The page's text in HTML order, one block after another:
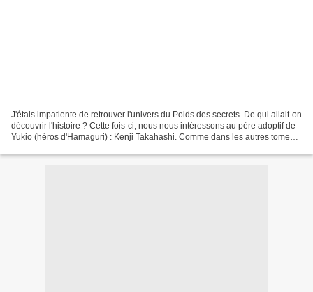
J'étais impatiente de retrouver l'univers du Poids des secrets. De qui allait-on
découvrir l'histoire ? Cette fois-ci, nous nous intéressons au père adoptif de
Yukio (héros d'Hamaguri) : Kenji Takahashi. Comme dans les autres tomes,